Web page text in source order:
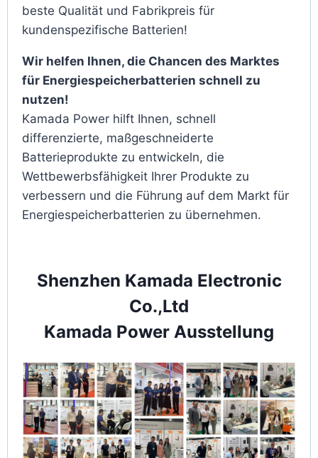
beste Qualität und Fabrikpreis für
kundenspezifische Batterien!
Wir helfen Ihnen, die Chancen des Marktes
für Energiespeicherbatterien schnell zu
nutzen!
Kamada Power hilft Ihnen, schnell
differenzierte, maßgeschneiderte
Batterieprodukte zu entwickeln, die
Wettbewerbsfähigkeit Ihrer Produkte zu
verbessern und die Führung auf dem Markt für
Energiespeicherbatterien zu übernehmen.
Shenzhen Kamada Electronic
Co.,Ltd
Kamada Power Ausstellung